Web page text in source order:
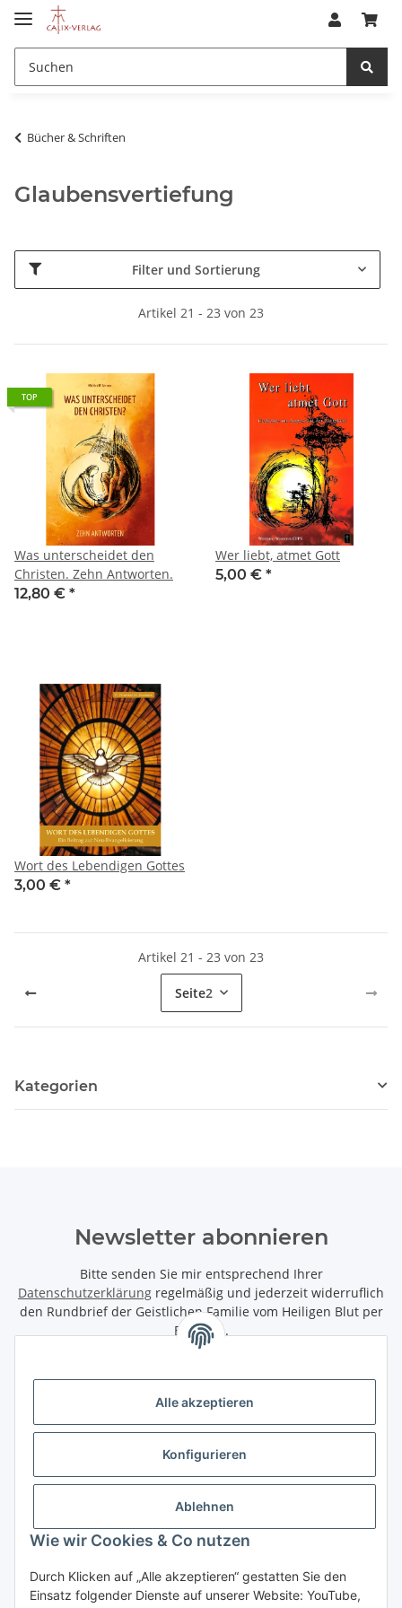
Bücher & Schriften
Glaubensvertiefung
Filter und Sortierung
Artikel 21 - 23 von 23
TOP
Was unterscheidet den
Christen. Zehn Antworten.
12,80 € *
Wer liebt, atmet Gott
5,00 € *
Wort des Lebendigen Gottes
3,00 € *
Artikel 21 - 23 von 23
Seite2
Kategorien
Newsletter abonnieren
Bitte senden Sie mir entsprechend Ihrer
Datenschutzerklärung regelmäßig und jederzeit widerruflich
den Rundbrief der Geistlichen Familie vom Heiligen Blut per
Email zu.
Informationen
Gesetzliche Informationen
Wir bieten Ihnen folgende Zahlungsarten
Vorkasse
Alle akzeptieren
Konfigurieren
Ablehnen
Wie wir Cookies & Co nutzen
Durch Klicken auf „Alle akzeptieren“ gestatten Sie den
Einsatz folgender Dienste auf unserer Website: YouTube,